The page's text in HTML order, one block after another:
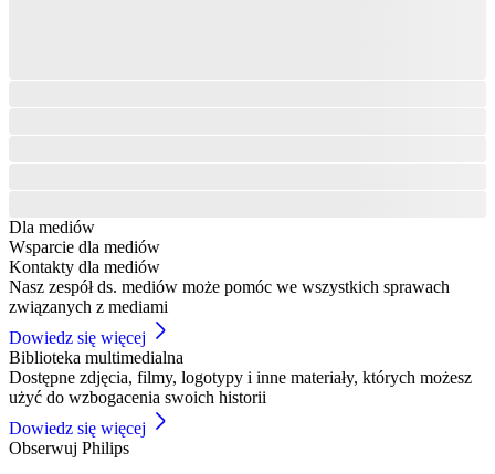
Dla mediów
Wsparcie dla mediów
Kontakty dla mediów
Nasz zespół ds. mediów może pomóc we wszystkich sprawach
związanych z mediami
Dowiedz się więcej
Biblioteka multimedialna
Dostępne zdjęcia, filmy, logotypy i inne materiały, których możesz
użyć do wzbogacenia swoich historii
Dowiedz się więcej
Obserwuj Philips